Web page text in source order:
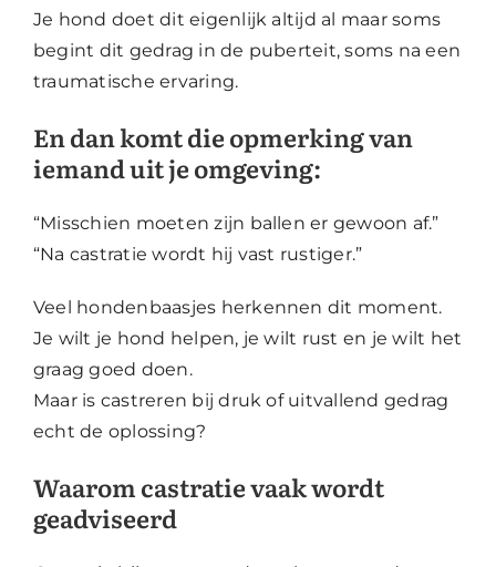
Je hond doet dit eigenlijk altijd al maar soms
begint dit gedrag in de puberteit, soms na een
traumatische ervaring.
En dan komt die opmerking van
iemand uit je omgeving:
“Misschien moeten zijn ballen er gewoon af.”
“Na castratie wordt hij vast rustiger.”
Veel hondenbaasjes herkennen dit moment.
Je wilt je hond helpen, je wilt rust en je wilt het
graag goed doen.
Maar is castreren bij druk of uitvallend gedrag
echt de oplossing?
Waarom castratie vaak wordt
geadviseerd